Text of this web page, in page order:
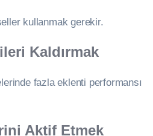
kullanmak gerekir.
Kaldırmak
fazla eklenti performansı
Aktif Etmek